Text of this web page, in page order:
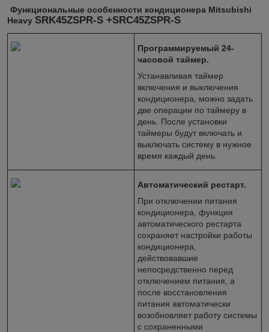
Функциональные особенности кондиционера Mitsubishi
Heavy SRK45ZSPR-S +SRC45ZSPR-S
Программируемый 24-
часовой таймер.
Устанавливая таймер
включения и выключения
кондиционера, можно задать
две операции по таймеру в
день. После установки
таймеры будут включать и
выключать систему в нужное
время каждый день.
Автоматический рестарт.
При отключении питания
кондиционера, функция
автоматического рестарта
сохраняет настройки работы
кондиционера,
действовавшие
непосредственно перед
отключением питания, а
после восстановления
питания автоматически
возобновляет работу системы
с сохраненными